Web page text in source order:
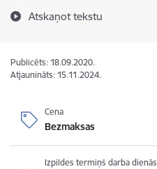
Atskaņot tekstu
Publicēts: 18.09.2020.
Atjaunināts: 15.11.2024.
Cena
Bezmaksas
Izpildes termiņš darba dienās